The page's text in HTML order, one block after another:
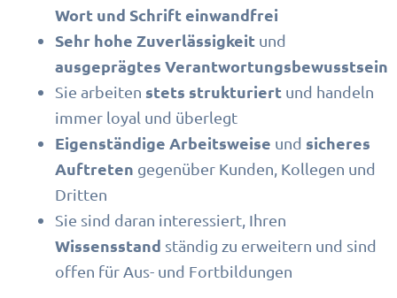
Wort und Schrift einwandfrei
Sehr hohe Zuverlässigkeit und
ausgeprägtes Verantwortungsbewusstsein
Sie arbeiten stets strukturiert und handeln
immer loyal und überlegt
Eigenständige Arbeitsweise und sicheres
Auftreten gegenüber Kunden, Kollegen und
Dritten
Sie sind daran interessiert, Ihren
Wissensstand ständig zu erweitern und sind
offen für Aus- und Fortbildungen